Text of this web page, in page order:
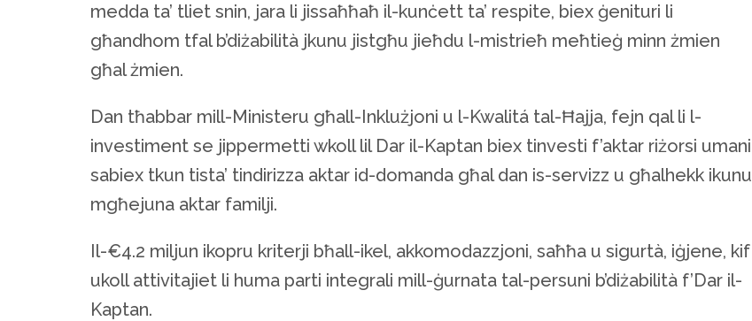
medda ta’ tliet snin, jara li jissaħħaħ il-kunċett ta’ respite, biex ġenituri li
għandhom tfal b’diżabilità jkunu jistgħu jieħdu l-mistrieħ meħtieġ minn żmien
għal żmien.
Dan tħabbar mill-Ministeru għall-Inklużjoni u l-Kwalitá tal-Ħajja, fejn qal li l-
investiment se jippermetti wkoll lil Dar il-Kaptan biex tinvesti f’aktar riżorsi umani
sabiex tkun tista’ tindirizza aktar id-domanda għal dan is-servizz u għalhekk ikunu
mgħejuna aktar familji.
Il-€4.2 miljun ikopru kriterji bħall-ikel, akkomodazzjoni, saħħa u sigurtà, iġjene, kif
ukoll attivitajiet li huma parti integrali mill-ġurnata tal-persuni b’diżabilità f’Dar il-
Kaptan.